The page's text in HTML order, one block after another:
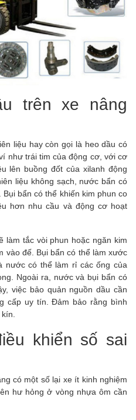
trên xe nâng
liệu hay còn gọi là heo dầu có
như trái tim của động cơ, với cơ
lên buồng đốt của xilanh động
liệu không sạch, nước bẩn có
bẩn có thể khiến kim phun co
hơn nhu cầu và động cơ hoạt
làm tắc vòi phun hoặc ngăn kim
vào đế. Bụi bẩn có thể làm xước
nước có thể làm rỉ các ống của
Ngoài ra, nước và bụi bẩn có
việc bảo quản nguồn dầu cần
cấp uy tín. Đảm bảo rằng bình
khiển số sai
có một số lại xe ít kinh nghiệm
hư hỏng ở vòng nhựa ôm cần